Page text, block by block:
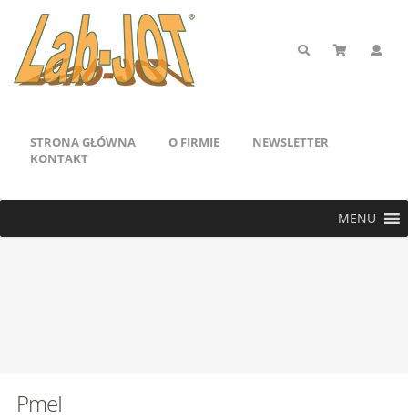
STRONA GŁÓWNA O FIRMIE
NEWSLETTER
KONTAKT
MENU
PmeI